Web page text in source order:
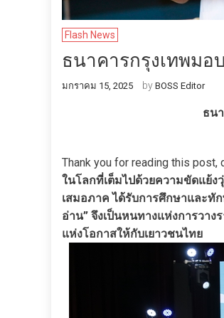
Flash News
ธนาคารกรุงเทพม
มกราคม 15, 2025 by BOSS Editor
ธน
Thank you for reading this
ในโลกที่เต็มไปด้วยความขัดแย้ง
เสมอภาค ได้รับการศึกษาและทั
อ่าน” จึงเป็นหนทางแห่งการวา
แห่งโอกาสให้กับเยาวชนไทย